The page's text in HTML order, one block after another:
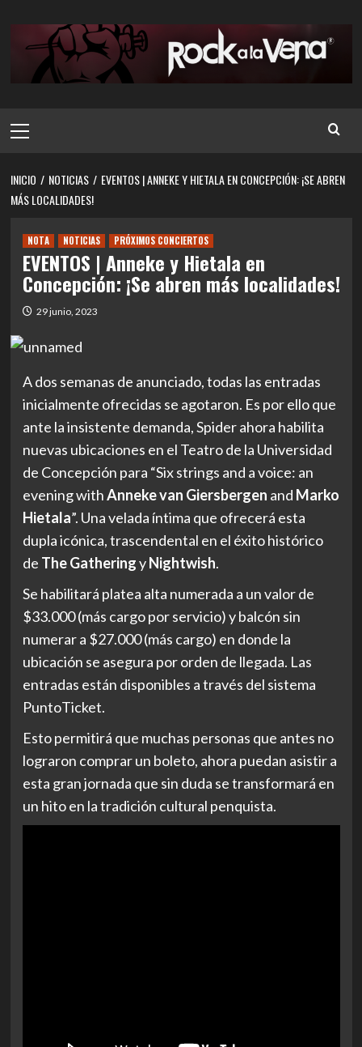
contenido
principal
INICIO NOTICIAS
EVENTOS | ANNEKE Y HIETALA EN CONCEPCIÓN: ¡SE ABREN
MÁS LOCALIDADES!
NOTA NOTICIAS PRÓXIMOS CONCIERTOS
EVENTOS | Anneke y Hietala en
Concepción: ¡Se abren más localidades!
29 junio, 2023
A dos semanas de anunciado, todas las entradas
inicialmente ofrecidas se agotaron. Es por ello que
ante la insistente demanda, Spider ahora habilita
nuevas ubicaciones en el Teatro de la Universidad
de Concepción para “Six strings and a voice: an
evening withAnneke van Giersbergen and Marko
Hietala”. Una velada íntima que ofrecerá esta
dupla icónica, trascendental en el éxito histórico
de The GatheringyNightwish.
Se habilitará platea alta numerada a un valor de
$33.000 (más cargo por servicio) y balcón sin
numerar a $27.000 (más cargo) en donde la
ubicación se asegura por orden de llegada. Las
entradas están disponibles a través del sistema
PuntoTicket.
Esto permitirá que muchas personas que antes no
lograron comprar un boleto, ahora puedan asistir a
esta gran jornada que sin duda se transformará en
un hito en la tradición cultural penquista.